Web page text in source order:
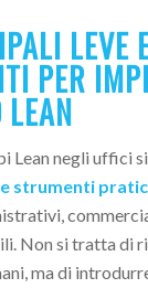
LEVE
PER
LEAN
Lean negli uffici
strumenti
Non si tratta di
ma di